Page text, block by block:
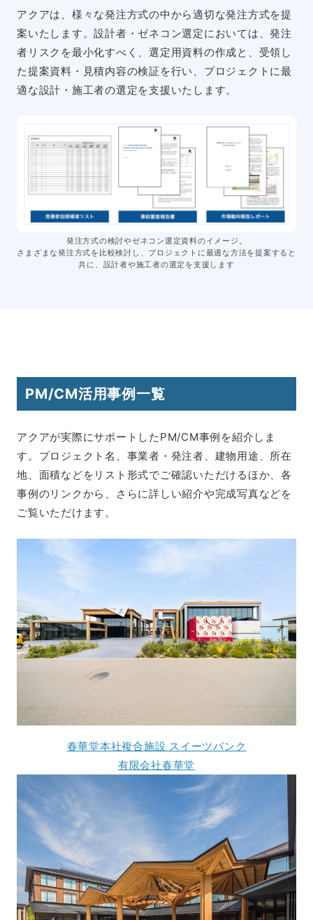
アクアは、様々な発注方式の中から適切な発注方式を提
案いたします。設計者・ゼネコン選定においては、発注
者リスクを最小化すべく、選定用資料の作成と、受領し
た提案資料・見積内容の検証を行い、プロジェクトに最
適な設計・施工者の選定を支援いたします。
発注方式の検討やゼネコン選定資料のイメージ。
さまざまな発注方式を比較検討し、プロジェクトに最適な方法を提案すると
共に、設計者や施工者の選定を支援します
PM/CM活用事例一覧
アクアが実際にサポートしたPM/CM事例を紹介しま
す。プロジェクト名、事業者・発注者、建物用途、所在
地、面積などをリスト形式でご確認いただけるほか、各
事例のリンクから、さらに詳しい紹介や完成写真などを
ご覧いただけます。
春華堂本社複合施設 スイーツバンク
有限会社春華堂